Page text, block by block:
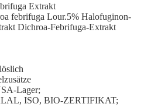
Extrakt
febrifuga Lour.5% Halofuginon-
Dichroa-Febrifuga-Extrakt
Lager;
ISO, BIO-ZERTIFIKAT;